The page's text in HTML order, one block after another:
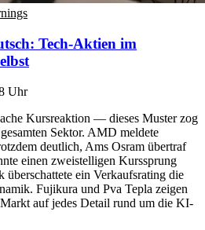
Tech-Aktien im
Uhr
Kursreaktion — dieses Muster zog
Sektor. AMD meldete
deutlich, Ams Osram übertraf
einen zweistelligen Kurssprung
überschattete ein Verkaufsrating die
Fujikura und Pva Tepla zeigen
auf jedes Detail rund um die KI-